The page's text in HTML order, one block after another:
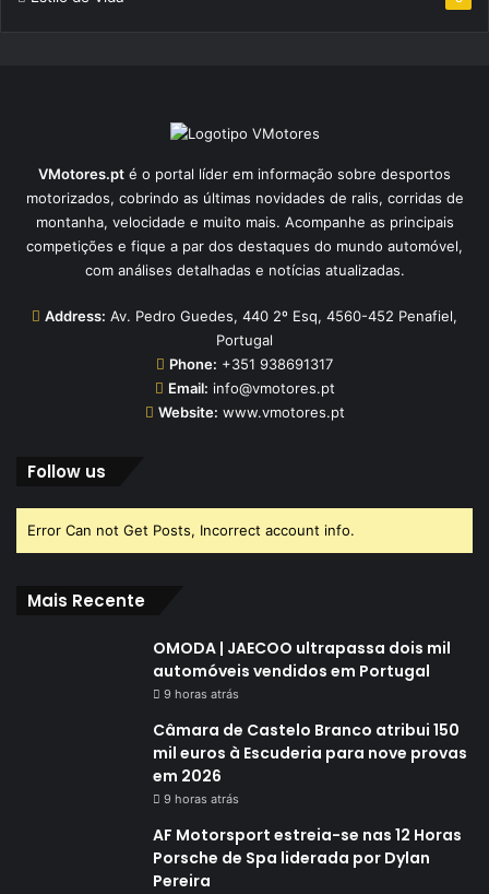
VMotores.pt é o portal líder em informação sobre desportos
motorizados, cobrindo as últimas novidades de ralis, corridas de
montanha, velocidade e muito mais. Acompanhe as principais
competições e fique a par dos destaques do mundo automóvel,
com análises detalhadas e notícias atualizadas.
Address: Av. Pedro Guedes, 440 2º Esq, 4560-452 Penafiel,
Portugal
Phone: +351 938691317
Email: info@vmotores.pt
Website: www.vmotores.pt
Follow us
Error Can not Get Posts, Incorrect account info.
Mais Recente
OMODA | JAECOO ultrapassa dois mil
automóveis vendidos em Portugal
9 horas atrás
Câmara de Castelo Branco atribui 150
mil euros à Escuderia para nove provas
em 2026
9 horas atrás
AF Motorsport estreia-se nas 12 Horas
Porsche de Spa liderada por Dylan
Pereira